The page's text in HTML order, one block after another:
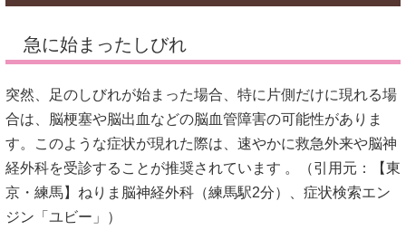
急に始まったしびれ
突然、足のしびれが始まった場合、特に片側だけに現れる場
合は、脳梗塞や脳出血などの脳血管障害の可能性がありま
す。
このような症状が現れた際は、速やかに救急外来や脳神
経外科を受診することが推奨されています 。（引用元：【東
京・練馬】ねりま脳神経外科（練馬駅2分）
症状検索エン
ジン「ユビー」）